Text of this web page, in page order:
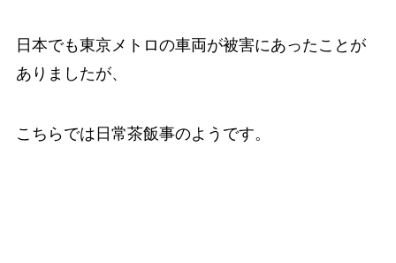
日本でも東京メトロの車両が被害にあったことが
ありましたが、
こちらでは日常茶飯事のようです。